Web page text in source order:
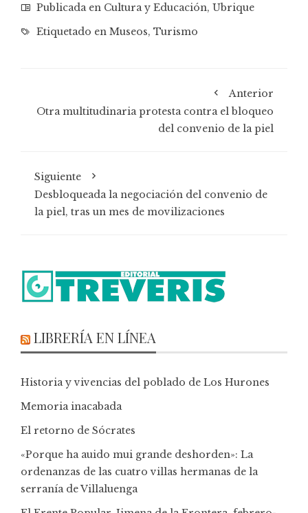
Publicada en Cultura y Educación, Ubrique
Etiquetado en Museos, Turismo
Anterior
Otra multitudinaria protesta contra el bloqueo
del convenio de la piel
Siguiente
Desbloqueada la negociación del convenio de
la piel, tras un mes de movilizaciones
LIBRERÍA EN LÍNEA
Historia y vivencias del poblado de Los Hurones
Memoria inacabada
El retorno de Sócrates
«Porque ha auido mui grande deshorden»: La
ordenanzas de las cuatro villas hermanas de la
serranía de Villaluenga